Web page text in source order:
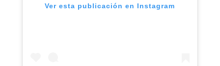
Ver esta publicación en Instagram